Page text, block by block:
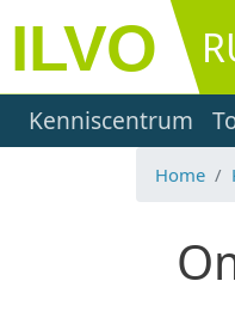
Overslaan en naar de
Main
Kenniscentrum
Home